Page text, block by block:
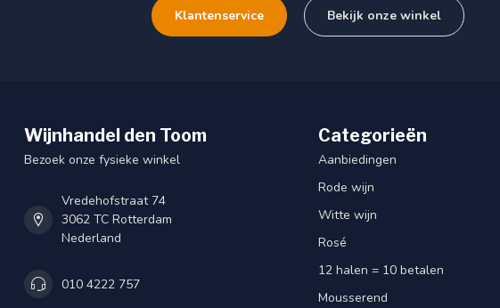
Klantenservice Bekijk onze winkel
Wijnhandel den Toom
Bezoek onze fysieke winkel
Vredehofstraat 74
3062 TC Rotterdam
Nederland
010 4222 757
Categorieën
Aanbiedingen
Rode wijn
Witte wijn
Rosé
12 halen = 10 betalen
Mousserend